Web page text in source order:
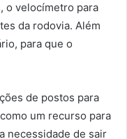
o velocímetro para
da rodovia. Além
para que o
de postos para
um recurso para
necessidade de sair